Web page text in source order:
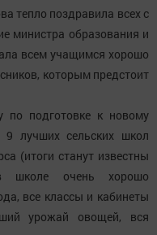
тепло поздравила всех с
министра образования и
всем учащимся хорошо
которым предстоит
по подготовке к новому
9 лучших сельских школ
(итоги станут известны
школе очень хорошо
все классы и кабинеты
урожай овощей, вся